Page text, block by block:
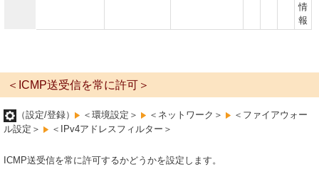
情
報
＜ICMP送受信を常に許可＞
（設定/登録） ＜環境設定＞ ＜ネットワーク＞
＜ファイアウォー
ル設定＞
＜IPv4アドレスフィルター＞
ICMP送受信を常に許可するかどうかを設定します。